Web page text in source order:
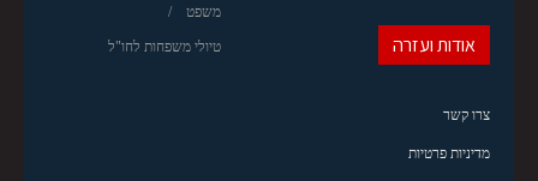
משפט
טיולי משפחות לחו"ל אודות ועזרה
צרו קשר
מדיניות פרטיות